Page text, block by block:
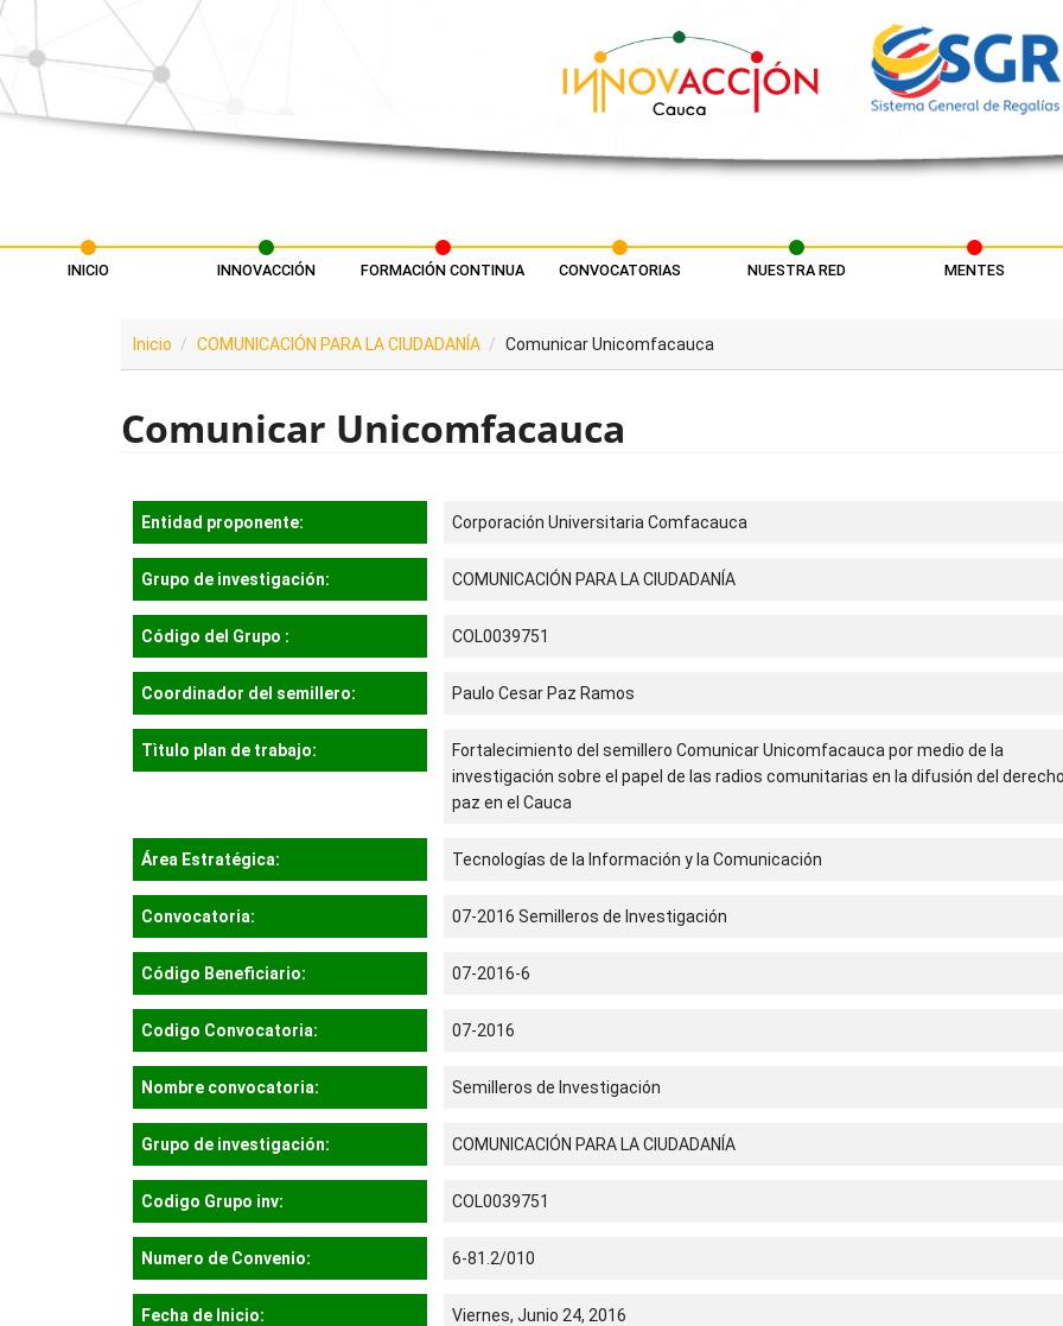
Pasar al contenido principal
INICIO INNOVACCIÓN FORMACIÓN CONTINUA CONVOCATORIAS NUESTRA RED MENTES
Inicio COMUNICACIÓN PARA LA CIUDADANÍA Comunicar Unicomfacauca
Comunicar Unicomfacauca
Entidad proponente: Corporación Universitaria Comfacauca
Grupo de investigación: COMUNICACIÓN PARA LA CIUDADANÍA
Código del Grupo : COL0039751
Coordinador del semillero: Paulo Cesar Paz Ramos
Tìtulo plan de trabajo:
Fortalecimiento del semillero Comunicar Unicomfacauca por medio de la
investigación sobre el papel de las radios comunitarias en la difusión del
paz en el Cauca
Área Estratégica: Tecnologías de la Información y la Comunicación
Convocatoria: 07-2016 Semilleros de Investigación
Código Beneficiario: 07-2016-6
Codigo Convocatoria: 07-2016
Nombre convocatoria: Semilleros de Investigación
Grupo de investigación: COMUNICACIÓN PARA LA CIUDADANÍA
Codigo Grupo inv: COL0039751
Numero de Convenio: 6-81.2/010
Fecha de Inicio: Viernes, Junio 24, 2016